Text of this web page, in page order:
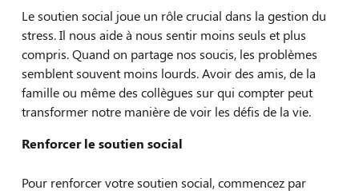
Le soutien social joue un rôle crucial dans la gestion du
stress. Il nous aide à nous sentir moins seuls et plus
compris. Quand on partage nos soucis, les problèmes
semblent souvent moins lourds. Avoir des amis, de la
famille ou même des collègues sur qui compter peut
transformer notre manière de voir les défis de la vie.
Renforcer le soutien social
Pour renforcer votre soutien social, commencez par